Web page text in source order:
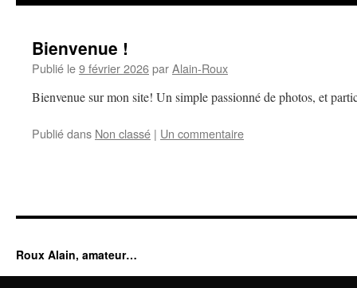
Bienvenue !
Publié le9 février 2026parAlain-Roux
Bienvenue sur mon site! Un simple passionné de photos, et
Publié dans Non classé | Un commentaire
Roux Alain, amateur…